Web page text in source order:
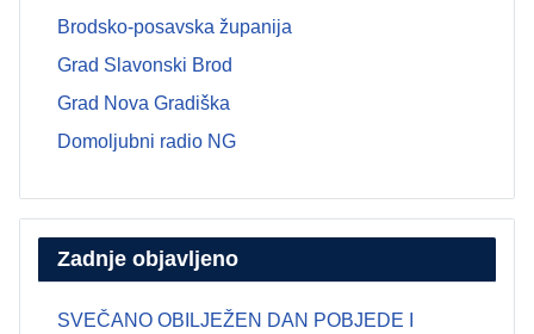
Brodsko-posavska županija
Grad Slavonski Brod
Grad Nova Gradiška
Domoljubni radio NG
Zadnje objavljeno
SVEČANO OBILJEŽEN DAN POBJEDE I